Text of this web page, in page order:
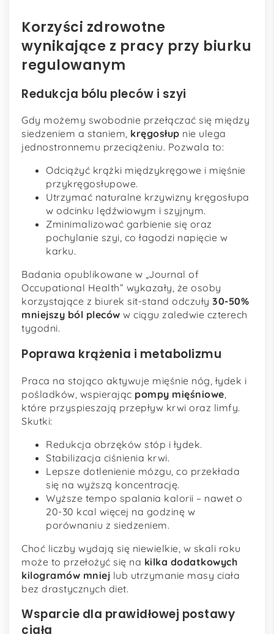
Korzyści zdrowotne
wynikające z pracy przy biurku
regulowanym
Redukcja bólu pleców i szyi
Gdy możemy swobodnie przełączać się między
siedzeniem a staniem, kręgosłup nie ulega
jednostronnemu przeciążeniu. Pozwala to:
Odciążyć krążki międzykręgowe i mięśnie
przykręgosłupowe.
Utrzymać naturalne krzywizny kręgosłupa
w odcinku lędźwiowym i szyjnym.
Zminimalizować garbienie się oraz
pochylanie szyi, co łagodzi napięcie w
karku.
Badania opublikowane w „Journal of
Occupational Health” wykazały, że osoby
korzystające z biurek sit-stand odczuły 30-50%
mniejszy ból pleców w ciągu zaledwie czterech
tygodni.
Poprawa krążenia i metabolizmu
Praca na stojąco aktywuje mięśnie nóg, łydek i
pośladków, wspierając pompy mięśniowe
które przyspieszają przepływ krwi oraz limfy.
Skutki:
Redukcja obrzęków stóp i łydek.
Stabilizacja ciśnienia krwi.
Lepsze dotlenienie mózgu, co przekłada
się na wyższą koncentrację.
Wyższe tempo spalania kalorii – nawet o
20-30 kcal więcej na godzinę w
porównaniu z siedzeniem.
Choć liczby wydają się niewielkie, w skali roku
może to przełożyć się na kilka dodatkowych
kilogramów mniej lub utrzymanie masy ciała
bez drastycznych diet.
Wsparcie dla prawidłowej postawy
ciała